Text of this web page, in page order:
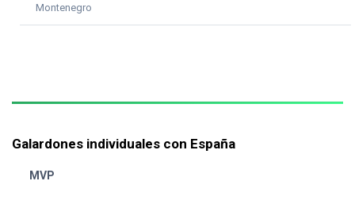
Montenegro
Galardones individuales con España
MVP